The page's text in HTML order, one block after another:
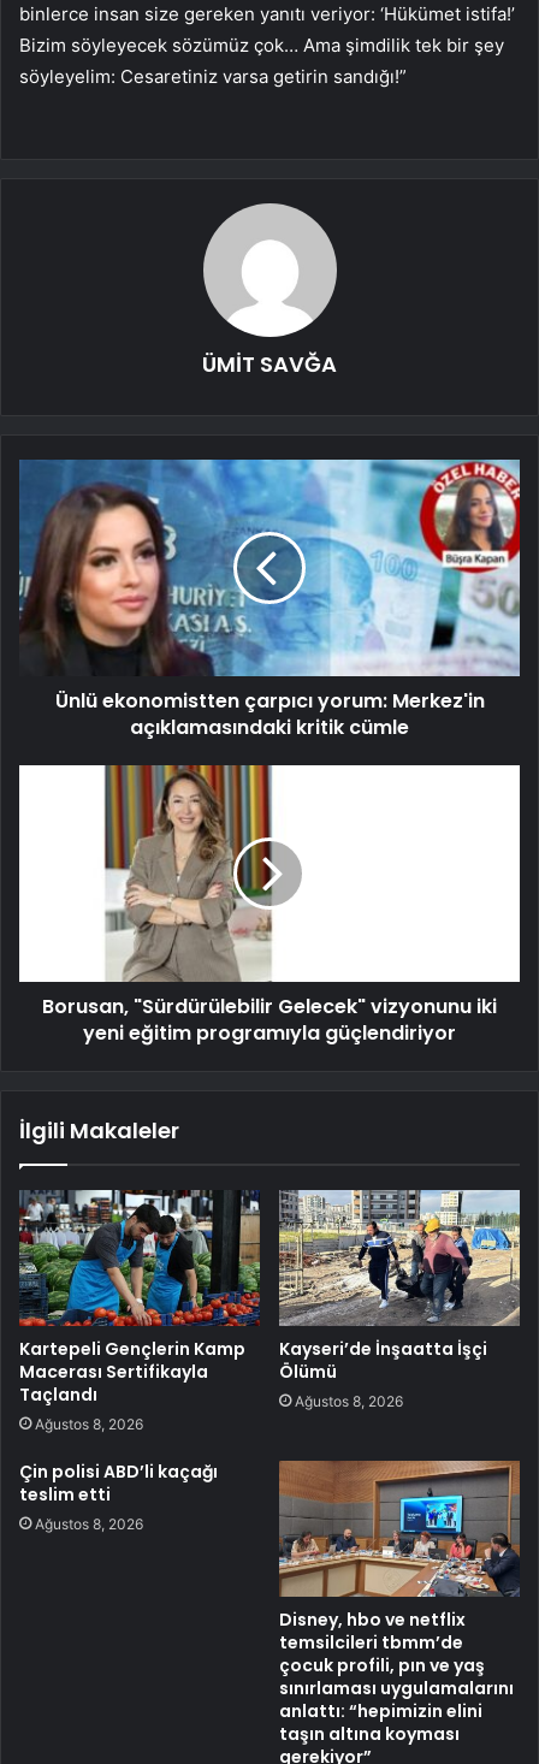
binlerce insan size gereken yanıtı veriyor: ‘Hükümet istifa!’
Bizim söyleyecek sözümüz çok… Ama şimdilik tek bir şey
söyleyelim: Cesaretiniz varsa getirin sandığı!”
ÜMİT SAVĞA
Ünlü ekonomistten çarpıcı yorum: Merkez'in
açıklamasındaki kritik cümle
Borusan, "Sürdürülebilir Gelecek" vizyonunu iki
yeni eğitim programıyla güçlendiriyor
İlgili Makaleler
Kartepeli Gençlerin Kamp
Macerası Sertifikayla
Taçlandı
Ağustos 8, 2026
Kayseri’de İnşaatta İşçi
Ölümü
Ağustos 8, 2026
Çin polisi ABD’li kaçağı
teslim etti
Ağustos 8, 2026
Disney, hbo ve netflix
temsilcileri tbmm’de
çocuk profili, pın ve yaş
sınırlaması uygulamalarını
anlattı: “hepimizin elini
taşın altına koyması
gerekiyor”